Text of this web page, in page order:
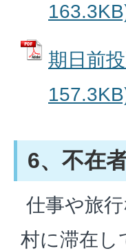
期日前
6、不在
仕事や旅
村に滞在し